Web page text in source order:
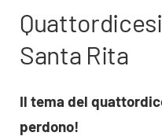
Santa Rita
Il tema del
perdono!